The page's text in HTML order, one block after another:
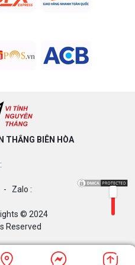
CPU, GPU, RAM hợp lý, chọn
tránh sai tương thích. Tư vấn miễn
Nguyễn Thắng.
& INTEL CORE ULTRA 200S
VOUCHER ĐẾN 800K
v/v sử dụng phần mềm bản
Cài Đặt WinDow Trial Phần
THẮNG BIÊN HÒA​
- Zalo :
© 2024
Reserved